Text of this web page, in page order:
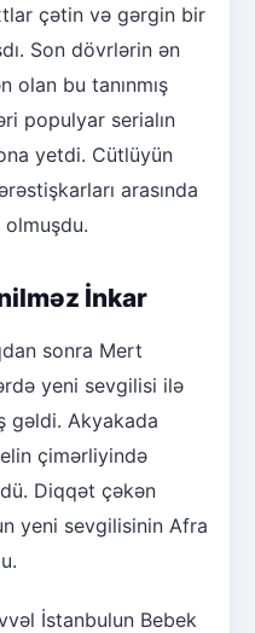
çətin və gərgin bir
Son dövrlərin ən
olan bu tanınmış
populyar serialın
yetdi. Cütlüyün
arasında
İnkar
sonra Mert
yeni sevgilisi ilə
gəldi. Akyakada
çimərliyində
Diqqət çəkən
yeni sevgilisinin Afra
İstanbulun Bebek